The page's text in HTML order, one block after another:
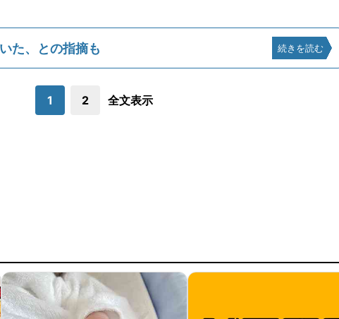
た、との指摘も 続きを読む
1 2 全文表示